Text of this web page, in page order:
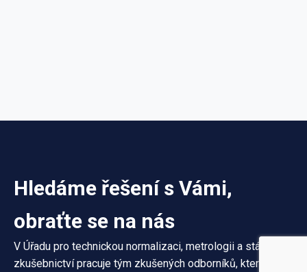
Hledáme řešení s Vámi,
obraťte se na nás
V Úřadu pro technickou normalizaci, metrologii a státní
zkušebnictví pracuje tým zkušených odborníků, který Vám